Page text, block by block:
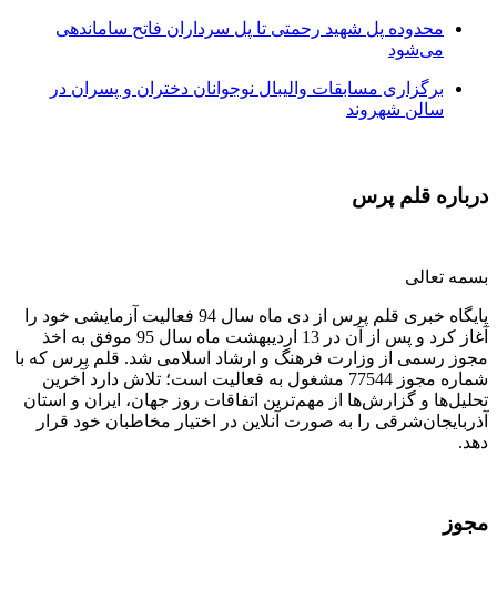
محدوده پل شهید رحمتی تا پل سرداران فاتح ساماندهی
می‌شود
برگزاری مسابقات والیبال نوجوانان دختران و پسران در
سالن شهروند
درباره قلم پرس
بسمه تعالی
پایگاه خبری قلم پرس از دی ماه سال 94 فعالیت آزمایشی خود را
آغاز کرد و پس از آن در 13 اردیبهشت ماه سال 95 موفق به اخذ
مجوز رسمی از وزارت فرهنگ و ارشاد اسلامی شد. قلم پرس که با
شماره مجوز 77544 مشغول به فعالیت است؛ تلاش دارد آخرین
تحلیل‌ها و گزارش‌ها از مهم‌ترین اتفاقات روز جهان، ایران و استان
آذربایجان‌شرقی را به صورت آنلاین در اختیار مخاطبان خود قرار
دهد.
مجوز